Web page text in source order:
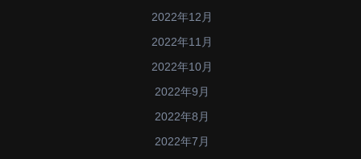
2022年12月
2022年11月
2022年10月
2022年9月
2022年8月
2022年7月